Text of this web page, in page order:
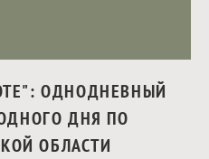
ОДНОДНЕВНЫЙ
ДНЯ ПО
ОБЛАСТИ